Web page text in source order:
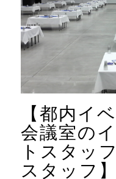
【都内イ
会議室の
トスタッ
スタッフ